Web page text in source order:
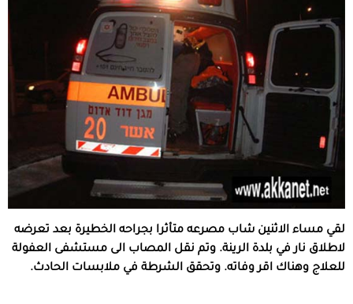
لقي مساء الاثنين شاب مصرعه متأثرا بجراحه الخطيرة بعد تعرضه
لاطلاق نار في بلدة الرينة. وتم نقل المصاب الى مستشفى العفولة
للعلاج وهناك اقر وفاته. وتحقق الشرطة في ملابسات الحادث.